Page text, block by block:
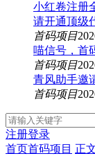
小红卷注册
请开通顶级
首码项目
喵信号，首
首码项目
青风助手邀
首码项目
注册登录
首页首码项目 正